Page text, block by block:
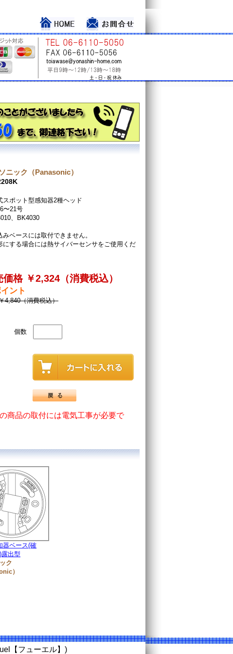
ニック（Panasonic）
スポット型感知器2種ヘッド
〜21号
、BK4030
みベースには取付できません。
にする場合には熱サイバーセンサをご使用くだ
価格 ￥2,324（消費税込）
ント
4,840（消費税込）
個数
商品の取付には電気工事が必要で
器ベース(確
出型
ク
）
【フューエル】)